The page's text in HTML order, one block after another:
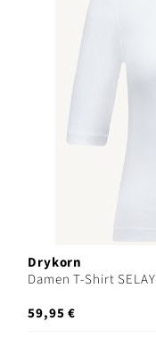
Drykorn
Damen T-Shirt SELAY
59,95 €